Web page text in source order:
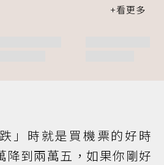
」時就是買機票的好時
降到兩萬五，如果你剛好